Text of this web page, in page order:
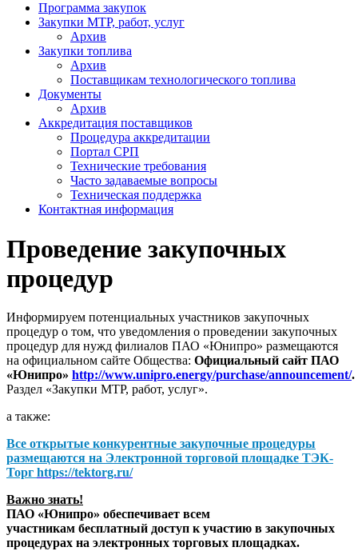
Программа закупок
Закупки МТР, работ, услуг
Архив
Закупки топлива
Архив
Поставщикам технологического топлива
Документы
Архив
Аккредитация поставщиков
Процедура аккредитации
Портал СРП
Технические требования
Часто задаваемые вопросы
Техническая поддержка
Контактная информация
Проведение закупочных
процедур
Информируем потенциальных участников закупочных
процедур о том, что уведомления о проведении закупочных
процедур для нужд филиалов ПАО «Юнипро» размещаются
на официальном сайте Общества: Официальный сайт ПАО
«Юнипро» http://www.unipro.energy/purchase/announcement/.
Раздел «Закупки МТР, работ, услуг».
а также:
Все открытые конкурентные закупочные процедуры
размещаются на Электронной торговой площадке ТЭК-
Торг https://tektorg.ru/
Важно знать!
ПАО «Юнипро» обеспечивает всем
участникам бесплатный доступ к участию в закупочных
процедурах на электронных торговых площадках.